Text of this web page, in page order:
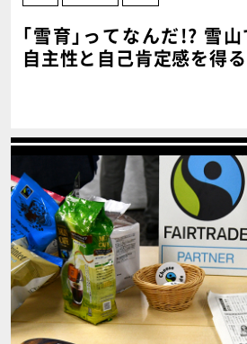
｢雪育｣ってなんだ!? 雪山での自然教育で
自主性と自己肯定感を得る